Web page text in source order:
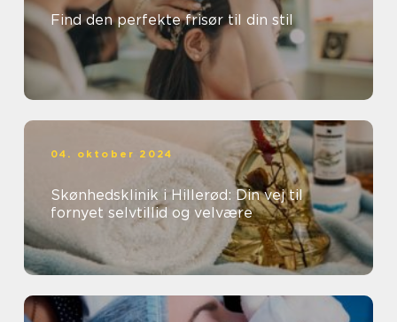
Find den perfekte frisør til din stil
04. oktober 2024
Skønhedsklinik i Hillerød: Din vej til
fornyet selvtillid og velvære